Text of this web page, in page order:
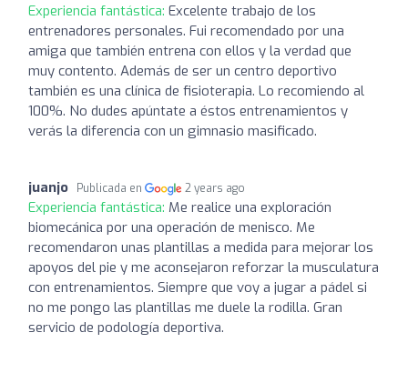
Experiencia fantástica: Excelente trabajo de los
entrenadores personales. Fui recomendado por una
amiga que también entrena con ellos y la verdad que
muy contento. Además de ser un centro deportivo
también es una clínica de fisioterapia. Lo recomiendo al
100%. No dudes apúntate a éstos entrenamientos y
verás la diferencia con un gimnasio masificado.
juanjo Publicada en 2 years ago
Experiencia fantástica: Me realice una exploración
biomecánica por una operación de menisco. Me
recomendaron unas plantillas a medida para mejorar los
apoyos del pie y me aconsejaron reforzar la musculatura
con entrenamientos. Siempre que voy a jugar a pádel si
no me pongo las plantillas me duele la rodilla. Gran
servicio de podología deportiva.